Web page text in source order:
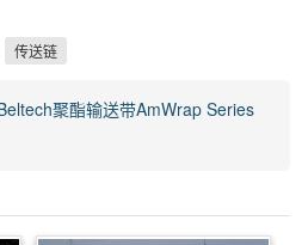
传送链
聚酯输送带AmWrap Series